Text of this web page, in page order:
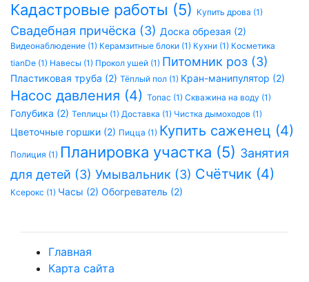
Кадастровые работы (5) Купить дрова (1)
Свадебная причёска (3) Доска обрезая (2)
Видеонаблюдение (1) Керамзитные блоки (1) Кухни (1) Косметика
tianDe (1) Навесы (1) Прокол ушей (1) Питомник роз (3)
Пластиковая труба (2) Тёплый пол (1) Кран-манипулятор (2)
Насос давления (4) Топас (1) Скважина на воду (1)
Голубика (2) Теплицы (1) Доставка (1) Чистка дымоходов (1)
Цветочные горшки (2) Пицца (1) Купить саженец (4)
Полиция (1) Планировка участка (5) Занятия
для детей (3) Умывальник (3) Счётчик (4)
Ксерокс (1) Часы (2) Обогреватель (2)
Главная
Карта сайта